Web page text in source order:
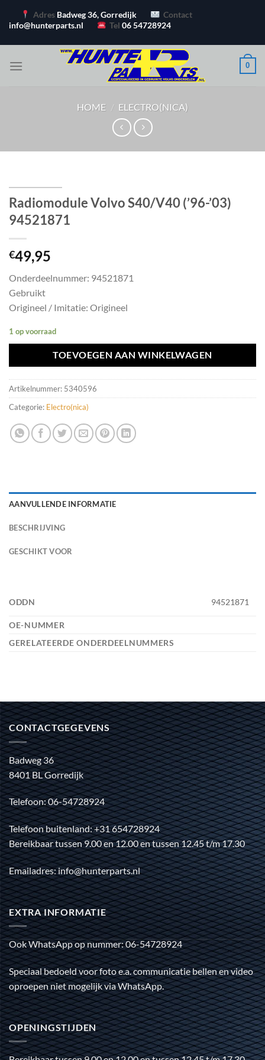
naar
Adres Badweg 36, Gorredijk
Contact
info@hunterparts.nl
Tel06 54728924
0
HOME / ELECTRO(NICA)
Radiomodule Volvo S40/V40 (’96-’03)
94521871
€49,95
Onderdeelnummer: 94521871
Gebruikt
Origineel / Imitatie: Origineel
1 op voorraad
TOEVOEGEN AAN WINKELWAGEN
Artikelnummer: 5340596
Categorie: Electro(nica)
AANVULLENDE INFORMATIE
BESCHRIJVING
GESCHIKT VOOR
ODDN 94521871
OE-NUMMER
GERELATEERDE ONDERDEELNUMMERS
CONTACTGEGEVENS
Badweg 36
8401 BL Gorredijk
Telefoon: 06-54728924
Telefoon buitenland: +31 654728924
Bereikbaar tussen 9.00 en 12.00 en tussen 12.45 t/m 17.30
Emailadres: info@hunterparts.nl
EXTRA INFORMATIE
Ook WhatsApp op nummer: 06-54728924
Speciaal bedoeld voor foto e.a. communicatie bellen en video
oproepen niet mogelijk via WhatsApp.
OPENINGSTIJDEN